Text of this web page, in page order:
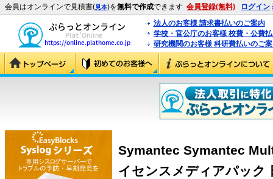
会員はオンラインで見積書(見本)を無料で作成できます 会員登録(無料) ログイン
法人のお客様 請求書払いのご案内
学校・官公庁のお客様 校費・公費
研究機関のお客様 科研費払いのご
Symantec Symantec
イセンスメディアパック